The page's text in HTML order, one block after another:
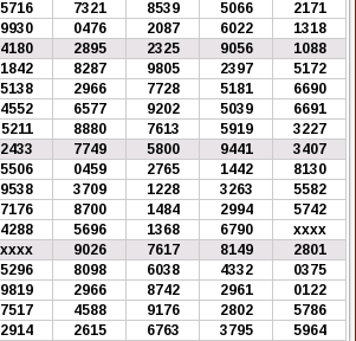
5716 7321 8539 5066
2171
9930 0476 2087 6022
1318
4180 2895 2325 9056
1088
1842 8287 9805 2397
5172
5138 2966 7728 5181
6690
4552 6577 9202 5039
6691
5211 8880 7613 5919
3227
2433 7749 5800 9441
3407
5506 0459 2765 1442
8130
9538 3709 1228 3263
5582
7176 8700 1484 2994
5742
4288 5696 1368 6790
xxxx
xxxx 9026 7617 8149
2801
5296 8098 6038 4332
0375
9819 2966 8742 2961
0122
7517 4588 9176 2802
5786
2914 2615 6763 3795
5964